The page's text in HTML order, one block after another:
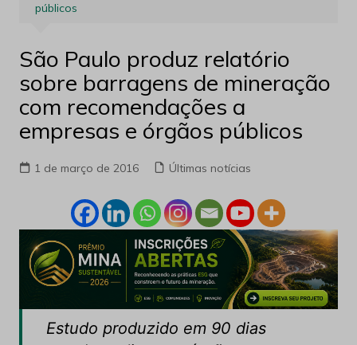
públicos
São Paulo produz relatório
sobre barragens de mineração
com recomendações a
empresas e órgãos públicos
1 de março de 2016 Últimas notícias
Estudo produzido em 90 dias